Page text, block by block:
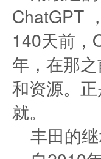
ChatGPT
140天前，
年，在那
和资源。
就。
丰田的